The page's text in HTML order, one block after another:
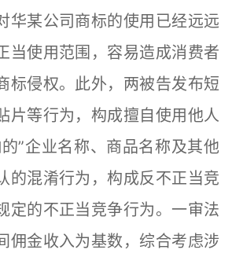
华某公司商标的使用已经远远
当使用范围，容易造成消费者
标侵权。此外，两被告发布短
片等行为，构成擅自使用他人
”企业名称、商品名称及其他
的混淆行为，构成反不正当竞
定的不正当竞争行为。一审法
佣金收入为基数，综合考虑涉